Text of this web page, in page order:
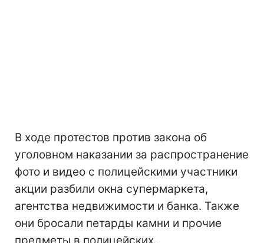
В ходе протестов против закона об
уголовном наказании за распространение
фото и видео с полицейскими участники
акции разбили окна супермаркета,
агентства недвижимости и банка. Также
они бросали петарды камни и прочие